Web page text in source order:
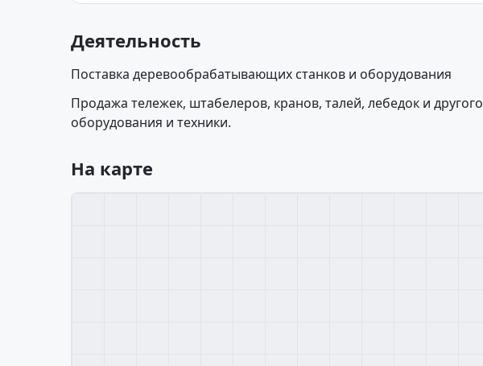
Деятельность
Поставка деревообрабатывающих станков и оборудования
Продажа тележек, штабелеров, кранов, талей, лебедок и другого
оборудования и техники.
На карте